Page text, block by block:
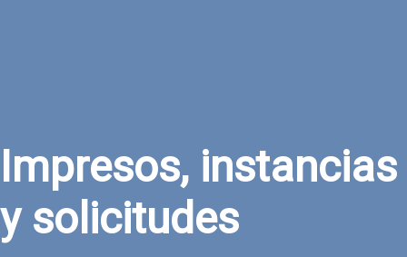
Impresos, instancias
y solicitudes